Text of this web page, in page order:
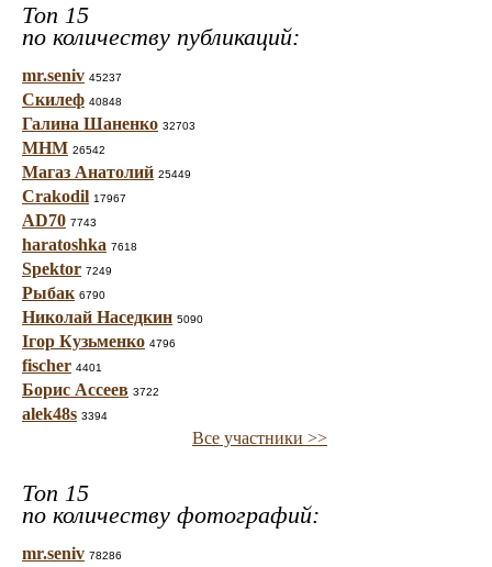
Топ 15
по количеству публикаций:
mr.seniv 45237
Скилеф 40848
Галина Шаненко 32703
МНМ 26542
Магаз Анатолий 25449
Crakodil 17967
AD70 7743
haratoshka 7618
Spektor 7249
Рыбак 6790
Николай Наседкин 5090
Ігор Кузьменко 4796
fischer 4401
Борис Ассеев 3722
alek48s 3394
Все участники >>
Топ 15
по количеству фотографий:
mr.seniv 78286